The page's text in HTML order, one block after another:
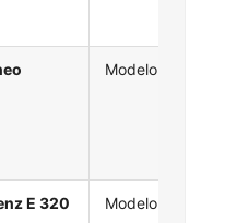
Modelo
E 320 Modelo